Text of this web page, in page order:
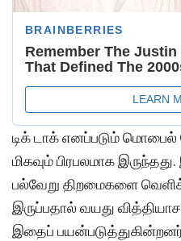
டிக் டாக் எனப்படும்
மிகவும் பிரபலமாக
பல்வேறு திறமைகளை
இருப்பதால் வயது
இதைப்